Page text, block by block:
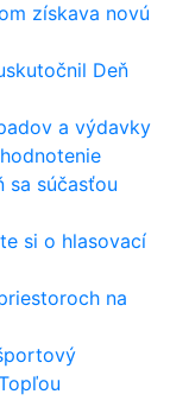
získava novú
Deň
a výdavky
sa súčasťou
si o hlasovací
na